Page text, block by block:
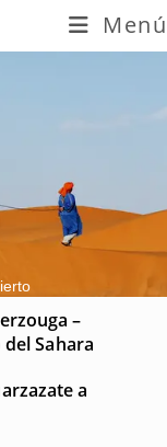
Menú
–
Sahara
a